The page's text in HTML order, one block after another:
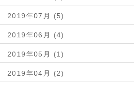
2019年07月 (5)
2019年06月 (4)
2019年05月 (1)
2019年04月 (2)